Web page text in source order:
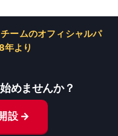
ームのオフィシャルパ
より
めませんか？
設 →